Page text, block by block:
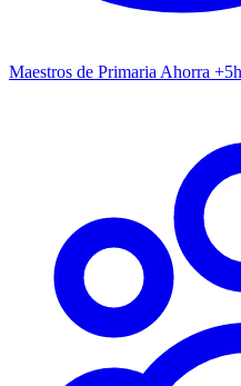
Maestros de Primaria Ahorra